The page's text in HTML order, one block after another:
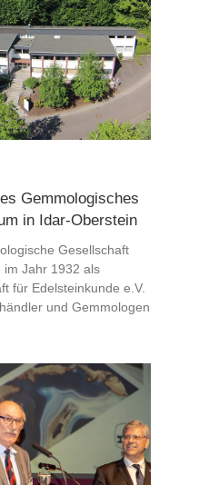
Gemmologisches
in Idar-Oberstein
Gesellschaft
im Jahr 1932 als
für Edelsteinkunde e.V.
und Gemmologen